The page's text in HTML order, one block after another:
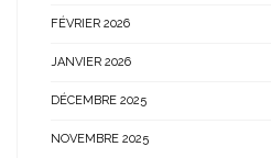
FÉVRIER 2026
JANVIER 2026
DÉCEMBRE 2025
NOVEMBRE 2025